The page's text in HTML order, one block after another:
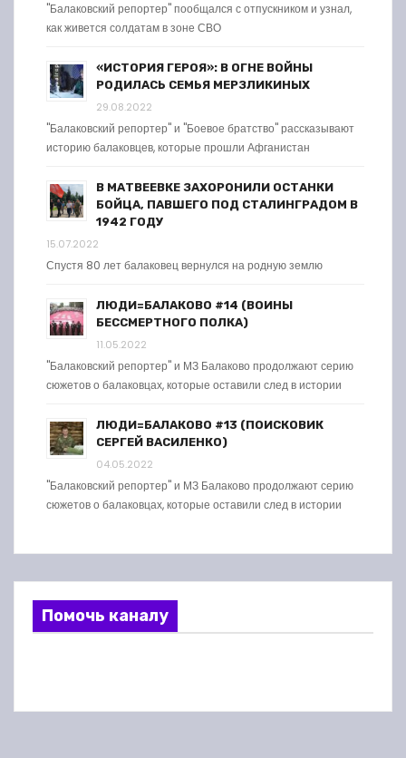
"Балаковский репортер" пообщался с отпускником и узнал,
как живется солдатам в зоне СВО
«ИСТОРИЯ ГЕРОЯ»: В ОГНЕ ВОЙНЫ
РОДИЛАСЬ СЕМЬЯ МЕРЗЛИКИНЫХ
29.08.2022
"Балаковский репортер" и "Боевое братство" рассказывают
историю балаковцев, которые прошли Афганистан
В МАТВЕЕВКЕ ЗАХОРОНИЛИ ОСТАНКИ
БОЙЦА, ПАВШЕГО ПОД СТАЛИНГРАДОМ В
1942 ГОДУ
15.07.2022
Спустя 80 лет балаковец вернулся на родную землю
ЛЮДИ=БАЛАКОВО #14 (ВОИНЫ
БЕССМЕРТНОГО ПОЛКА)
11.05.2022
"Балаковский репортер" и МЗ Балаково продолжают серию
сюжетов о балаковцах, которые оставили след в истории
ЛЮДИ=БАЛАКОВО #13 (ПОИСКОВИК
СЕРГЕЙ ВАСИЛЕНКО)
04.05.2022
"Балаковский репортер" и МЗ Балаково продолжают серию
сюжетов о балаковцах, которые оставили след в истории
Помочь каналу